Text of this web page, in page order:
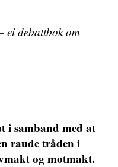
ei debattbok om
i samband med at
raude tråden i
og motmakt.